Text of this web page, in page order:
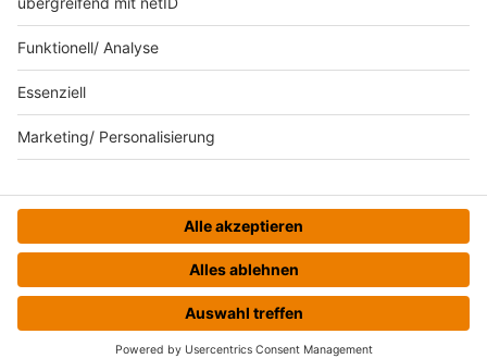
HOME STREAMS MENÜ
© bigFM - Eine Marke der Audiotainment Südwest GmbH &
Co. KG